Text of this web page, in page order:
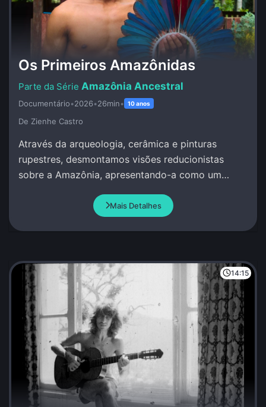
Os Primeiros Amazônidas
Amazônia Ancestral
Documentário•2026•26min• 10 anos
De Zienhe Castro
Através da arqueologia, cerâmica e pinturas
rupestres, desmontamos visões reducionistas
sobre a Amazônia, apresentando-a como um
Mais Detalhes
14:15